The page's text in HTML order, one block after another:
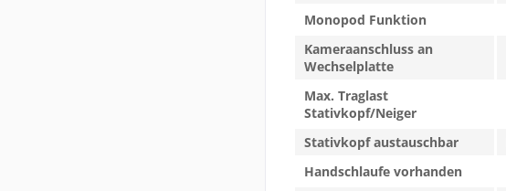
Monopod Funktion
Kameraanschluss an
Wechselplatte
Max. Traglast
Stativkopf/Neiger
Stativkopf austauschbar
Handschlaufe vorhanden